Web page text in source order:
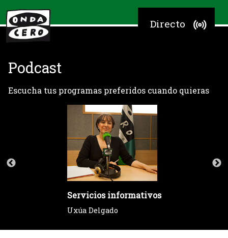
Directo
Podcast
Escucha tus programas preferidos cuando quieras
Servicios informativos
Uxúa Delgado